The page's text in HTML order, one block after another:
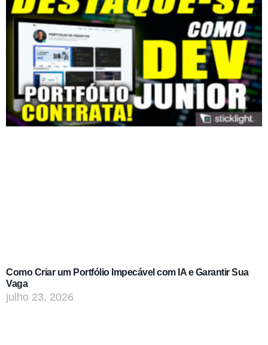
Como Criar um Portfólio Impecável com IA e Garantir Sua
Vaga
julho 23, 2026